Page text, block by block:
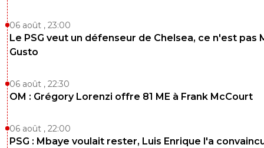
06 août , 23:00
Le PSG veut un défenseur de Chelsea, ce n'est pas
Gusto
06 août , 22:30
OM : Grégory Lorenzi offre 81 ME à Frank McCourt
06 août , 22:00
PSG : Mbaye voulait rester, Luis Enrique l'a